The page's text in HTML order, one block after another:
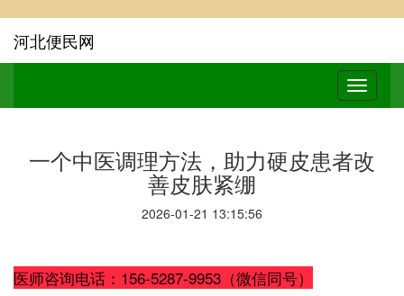
河北便民网
一个中医调理方法，助力硬皮患者改
善皮肤紧绷
2026-01-21 13:15:56
医师咨询电话：156-5287-9953（微信同号）